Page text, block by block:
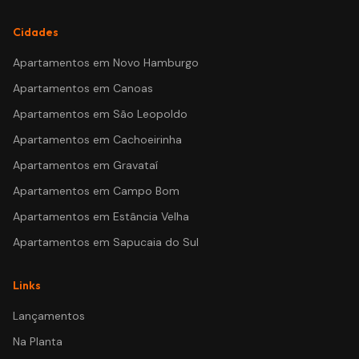
Cidades
Apartamentos em Novo Hamburgo
Apartamentos em Canoas
Apartamentos em São Leopoldo
Apartamentos em Cachoeirinha
Apartamentos em Gravataí
Apartamentos em Campo Bom
Apartamentos em Estância Velha
Apartamentos em Sapucaia do Sul
Links
Lançamentos
Na Planta